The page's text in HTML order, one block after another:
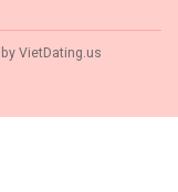
VietDating.us